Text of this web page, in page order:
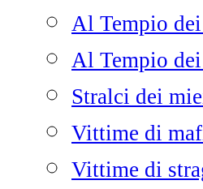
Al Tempio
Al Tempio
Stralci dei
Vittime di
Vittime di